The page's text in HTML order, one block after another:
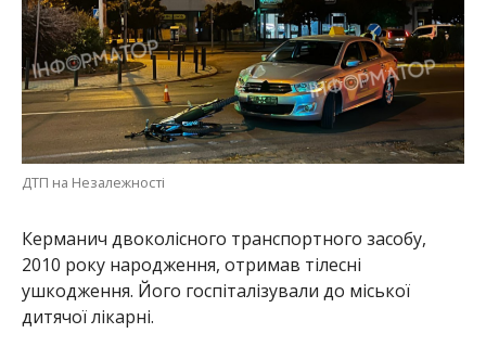
ДТП на Незалежності
Керманич двоколісного транспортного засобу,
2010 року народження, отримав тілесні
ушкодження. Його госпіталізували до міської
дитячої лікарні.